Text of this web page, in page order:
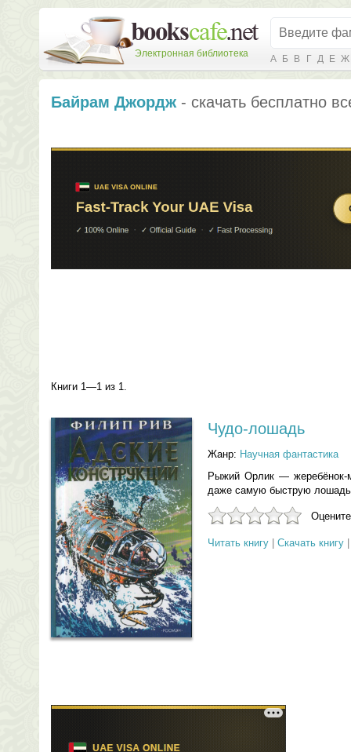
Электронная библиотека А Б В Г Д Е Ж
Байрам Джордж - скачать бесплатно
Книги 1—1 из 1.
Чудо-лошадь
Жанр: Научная фантастика
Рыжий Орлик — жеребёнок-
даже самую быструю
Читать книгу Скачать книгу